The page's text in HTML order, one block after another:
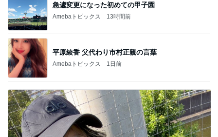
急遽変更になった初めての甲子園
Amebaトピックス 13時間前
平原綾香 父代わり市村正親の言葉
Amebaトピックス 1日前